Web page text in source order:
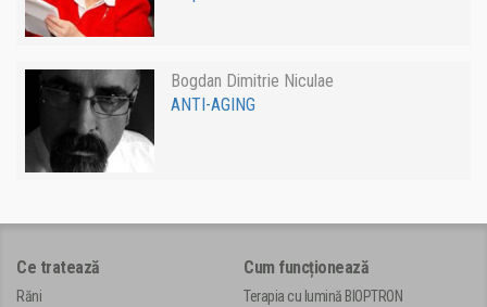
Bogdan Dimitrie Niculae
ANTI-AGING
Ce tratează
Răni
Cum funcționează
Terapia cu lumină BIOPTRON